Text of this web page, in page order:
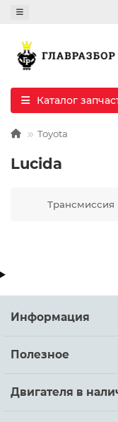
Каталог
Toyota
Lucida
Трансмиссия
Информация
Полезное
Двигателя в